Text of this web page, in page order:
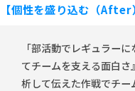
【個性を盛り込む（After
「部活動でレギュラー
てチームを支える面白
析して伝えた作戦でチ